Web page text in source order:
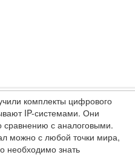
комплекты цифрового
IP-системами. Они
с аналоговыми.
можно с любой точки мира,
необходимо знать